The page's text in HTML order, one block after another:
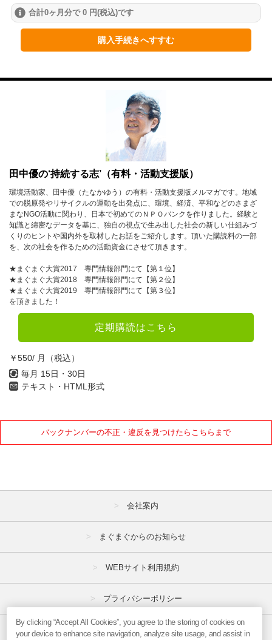
田中優の‘持続する志’（有料・活動支援版）
環境活動家、田中優（たなかゆう）の有料・活動支援版メルマガです。地域
での脱原発やリサイクルの運動を出発点に、環境、経済、平和などのさまざ
まなNGO活動に関わり、日本で初めてのＮＰＯバンクを作りました。経験と
知識と綿密なデータを基に、独自の視点で生み出した社会の新しい仕組みづ
くりのヒントや国内外を取材したお話をご紹介します。頂いた購読料の一部
を、次の社会を作るための活動資金にさせて頂きます。
★まぐまぐ大賞2017 専門情報部門にて【第１位】
★まぐまぐ大賞2018 専門情報部門にて【第２位】
★まぐまぐ大賞2019 専門情報部門にて【第３位】
を頂きました！
定期購読はこちら
￥550/ 月（税込）
毎月 15日・30日
テキスト・HTML形式
バックナンバーの不正・違反を見つけたらこちらまで
2024年
2月
7月 8月 9月
11月
2月
7月 8月 9月
10月 11月 12月
1月 2月
4月
8月
2021年
4月 5月 6月
8月
11月
2019年
合計0ヶ月分で 0 円(税込)です
購入手続きへすすむ
会社案内
まぐまぐからのお知らせ
WEBサイト利用規約
プライバシーポリシー
特定商取引法
By clicking “Accept All Cookies”, you agree to the storing of cookies on
your device to enhance site navigation, analyze site usage, and assist in